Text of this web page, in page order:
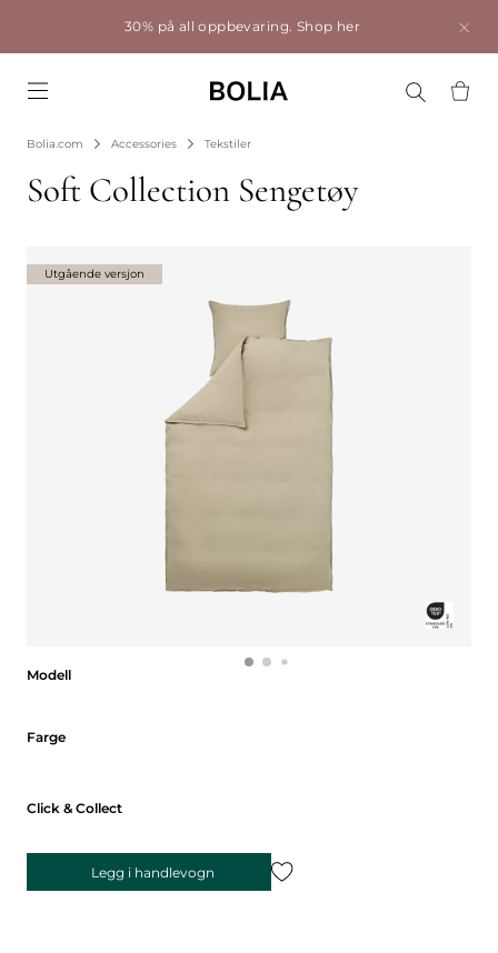
30% på all oppbevaring. Shop her
Bolia.com Accessories Tekstiler
Soft Collection Sengetøy
Modell
Farge
Click & Collect
Legg i handlevogn
Utgående versjon